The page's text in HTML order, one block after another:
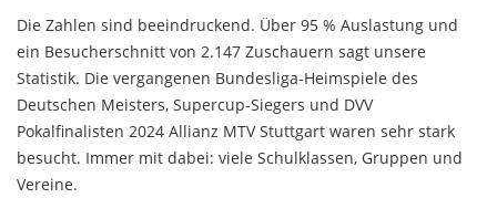
Die Zahlen sind beeindruckend. Über 95 % Auslastung und
ein Besucherschnitt von 2.147 Zuschauern sagt unsere
Statistik. Die vergangenen Bundesliga-Heimspiele des
Deutschen Meisters, Supercup-Siegers und DVV
Pokalfinalisten 2024 Allianz MTV Stuttgart waren sehr stark
besucht. Immer mit dabei: viele Schulklassen, Gruppen und
Vereine.